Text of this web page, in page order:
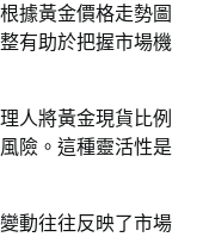
據黃金價格走勢圖
有助於把握市場機
人將黃金現貨比例
險。這種靈活性是
動往往反映了市場